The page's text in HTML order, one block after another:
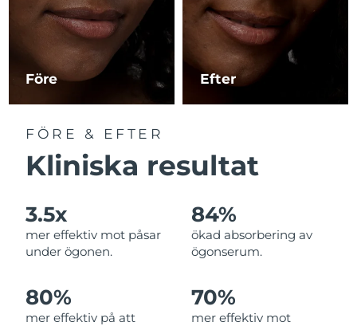
Före Efter
FÖRE & EFTER
Kliniska resultat
3.5x
mer effektiv mot påsar
under ögonen.
84%
ökad absorbering av
ögonserum.
80%
mer effektiv på att
70%
mer effektiv mot
Macao SAR Förväntad leverans 8/12/26
Malaysia Förväntad leverans
Mexiko
Nederländerna Förväntad leverans
Nya Zeeland Förväntad leverans
Norge Förväntad leverans